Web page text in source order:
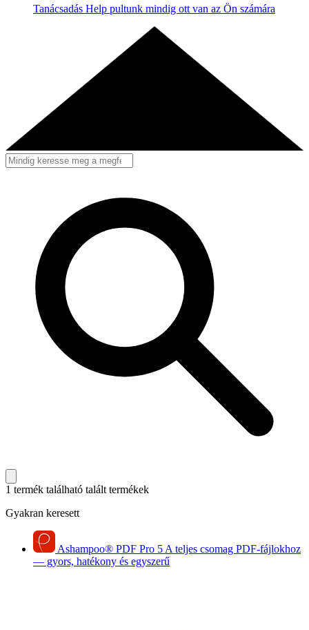
Tanácsadás Help pultunk mindig ott van az Ön számára
1 termék található talált termékek
Gyakran keresett
Ashampoo® PDF Pro 5 A teljes csomag PDF-fájlokhoz
— gyors, hatékony és egyszerű